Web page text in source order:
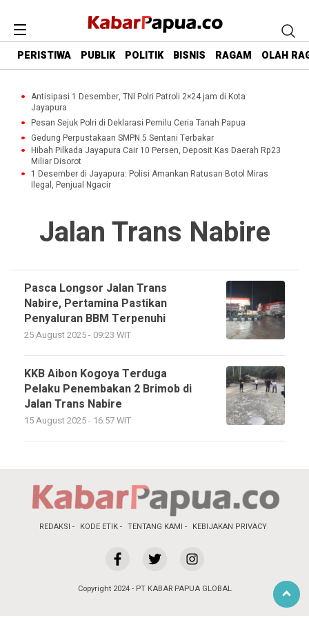
PERISTIWA PUBLIK POLITIK BISNIS RAGAM OLAH
Antisipasi 1 Desember, TNI Polri Patroli 2×24 jam di Kota
Jayapura
Pesan Sejuk Polri di Deklarasi Pemilu Ceria Tanah Papua
Gedung Perpustakaan SMPN 5 Sentani Terbakar
Hibah Pilkada Jayapura Cair 10 Persen, Deposit Kas Daerah Rp23
Miliar Disorot
1 Desember di Jayapura: Polisi Amankan Ratusan Botol Miras
Ilegal, Penjual Ngacir
Jalan Trans Nabire
Pasca Longsor Jalan Trans
Nabire, Pertamina Pastikan
Penyaluran BBM Terpenuhi
25 August 2025 - 09:23 WIT
KKB Aibon Kogoya Terduga
Pelaku Penembakan 2 Brimob di
Jalan Trans Nabire
15 August 2025 - 16:57 WIT
REDAKSI KODE ETIK TENTANG KAMI KEBIJAKAN PRIVACY
Copyright 2024 - PT KABAR PAPUA GLOBAL